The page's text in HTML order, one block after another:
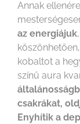
Annak
az energiájuk
kobaltot a
színű aura
csakrákat,
Enyhítik a